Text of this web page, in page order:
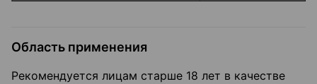
Область применения
Рекомендуется лицам старше 18 лет в качестве